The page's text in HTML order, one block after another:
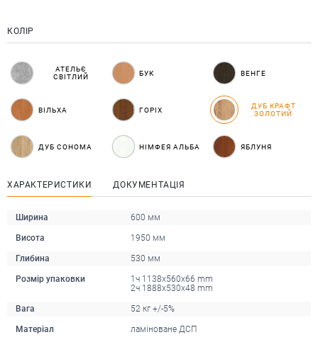
КОЛІР
АТЕЛЬЄ
СВІТЛИЙ
БУК ВЕНГЕ
ВІЛЬХА ГОРІХ
ДУБ КРАФТ
ЗОЛОТИЙ
ДУБ СОНОМА НІМФЕЯ АЛЬБА ЯБЛУНЯ
ХАРАКТЕРИСТИКИ ДОКУМЕНТАЦІЯ
Ширина 600 мм
Висота 1950 мм
Глибина 530 мм
Розмір упаковки
1ч 1138х560х66 mm
2ч 1888х530х48 mm
Вага 52 кг +/-5%
Матеріал ламіноване ДСП